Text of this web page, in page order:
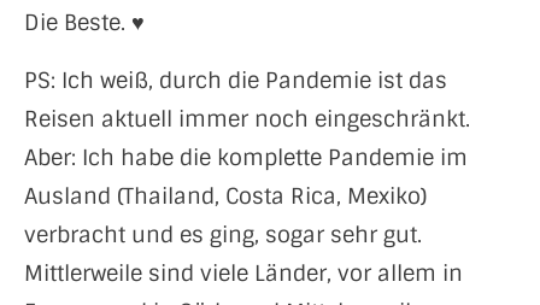
Die Beste. ♥
PS: Ich weiß, durch die Pandemie ist das
Reisen aktuell immer noch eingeschränkt.
Aber: Ich habe die komplette Pandemie im
Ausland (Thailand, Costa Rica, Mexiko)
verbracht und es ging, sogar sehr gut.
Mittlerweile sind viele Länder, vor allem in